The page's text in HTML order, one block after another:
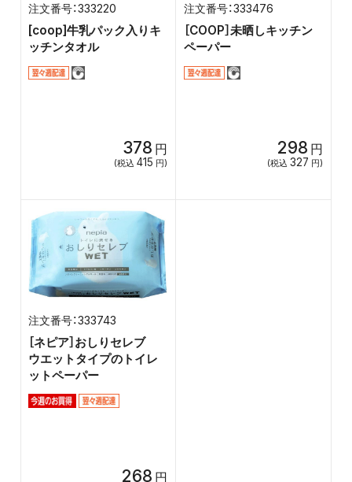
333220
[coop]牛乳パック入りキ
ッチンタオル
378 円
(税込 415 円)
333476
［COOP］未晒しキッチン
ペーパー
298 円
(税込 327 円)
333743
［ネピア］おしりセレブ
ウエットタイプのトイレ
ットペーパー
268 円